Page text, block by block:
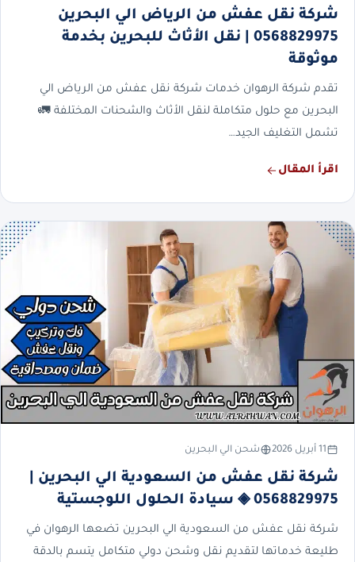
شركة نقل عفش من الرياض الي البحرين
0568829975 | نقل الأثاث للبحرين بخدمة
موثوقة
تقدم شركة الرهوان خدمات شركة نقل عفش من الرياض الي
البحرين مع حلول متكاملة لنقل الأثاث والشحنات المختلفة 🚛
تشمل التغليف الجيد…
اقرأ المقال
11 أبريل 2026 شحن الي البحرين
شركة نقل عفش من السعودية الي البحرين |
0568829975 ◈ سيادة الحلول اللوجستية
شركة نقل عفش من السعودية الي البحرين تضعها الرهوان في
طليعة خدماتها لتقديم نقل وشحن دولي متكامل يتسم بالدقة